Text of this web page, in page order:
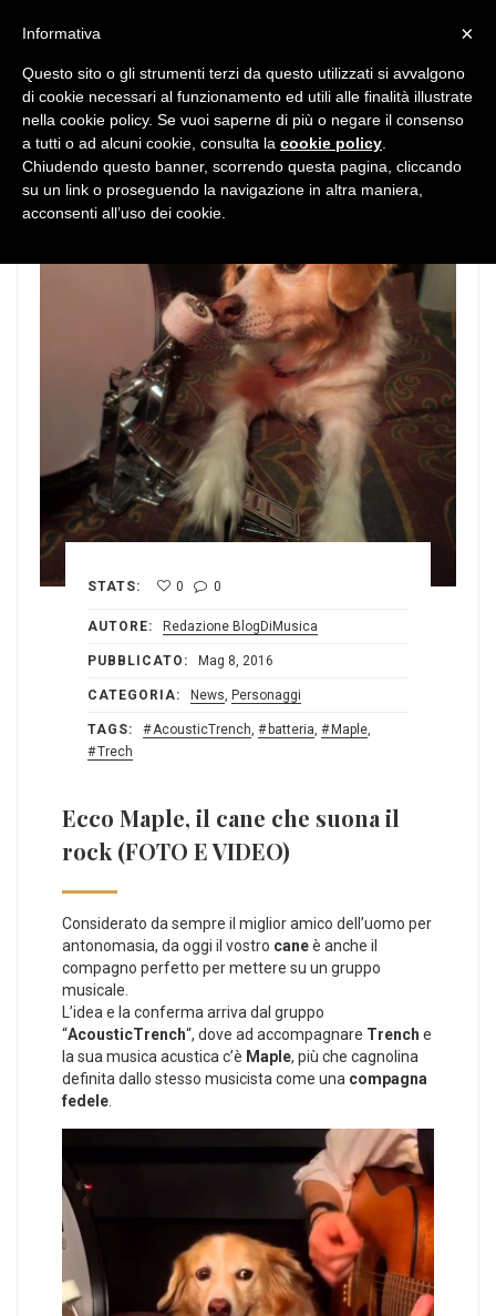
STATS: 0 0
AUTORE: Redazione BlogDiMusica
PUBBLICATO: Mag 8, 2016
CATEGORIA: News, Personaggi
TAGS: AcousticTrench, batteria, Maple,
Trech
Ecco Maple, il cane che suona il
rock (FOTO E VIDEO)
Considerato da sempre il miglior amico dell’uomo per
antonomasia, da oggi il vostro caneè anche il
compagno perfetto per mettere su un gruppo
musicale.
L’idea e la conferma arriva dal gruppo
“AcousticTrench“, dove ad accompagnare Trench e
la sua musica acustica c’è Maple, più che cagnolina
definita dallo stesso musicista come una compagna
fedele.
×
Informativa
Questo sito o gli strumenti terzi da questo utilizzati si avvalgono
di cookie necessari al funzionamento ed utili alle finalità illustrate
nella cookie policy. Se vuoi saperne di più o negare il consenso
a tutti o ad alcuni cookie, consulta la cookie policy
Chiudendo questo banner, scorrendo questa pagina, cliccando
su un link o proseguendo la navigazione in altra maniera,
acconsenti all’uso dei cookie.